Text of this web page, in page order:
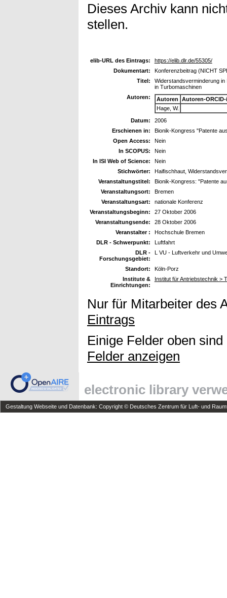
Dieses Archiv kann
stellen.
elib-URL des Eintrags:
https://elib.dlr.de/55305/
Dokumentart:
Konferenzbeitrag (NICHT
Titel:
Widerstandsverminderung
in Turbomaschinen
Autoren:
Autoren
Autoren-ORCID-
Hage, W.
Datum:
2006
Erschienen in:
Bionik-Kongress "Patente
Open Access:
Nein
In SCOPUS:
Nein
In ISI Web of Science:
Nein
Stichwörter:
Haifischhaut,
Veranstaltungstitel:
Bionik-Kongress: "Patente
Veranstaltungsort:
Bremen
Veranstaltungsart:
nationale Konferenz
Veranstaltungsbeginn:
27 Oktober 2006
Veranstaltungsende:
28 Oktober 2006
Veranstalter :
Hochschule Bremen
DLR - Schwerpunkt:
Luftfahrt
DLR -
Forschungsgebiet:
L VU - Luftverkehr und
Standort:
Köln-Porz
Institute &
Einrichtungen:
Institut für Antriebstechnik >
Nur für Mitarbeiter des
Eintrags
Einige Felder oben
Felder anzeigen
electronic library
Gestaltung Webseite und Datenbank: Copyright © Deutsches Zentrum für Luft- und